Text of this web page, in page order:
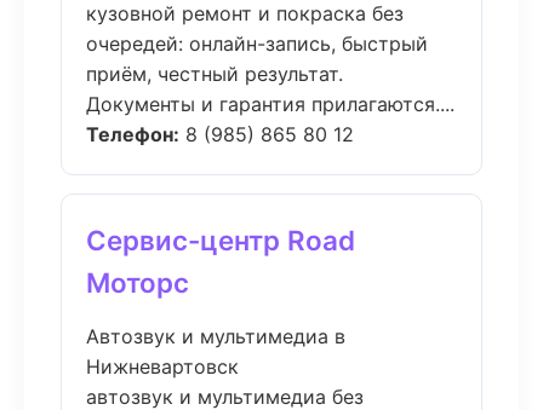
кузовной ремонт и покраска без
очередей: онлайн-запись, быстрый
приём, честный результат.
Документы и гарантия прилагаются....
Телефон: 8 (985) 865 80 12
Сервис-центр Road
Моторс
Автозвук и мультимедиа в
Нижневартовск
автозвук и мультимедиа без